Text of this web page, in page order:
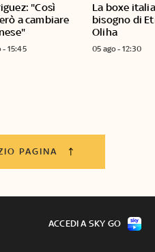
"Così
a cambiare
- 15:45
La boxe
bisogno di
Oliha
05 ago - 12:30
PAGINA
ACCEDI A SKY GO